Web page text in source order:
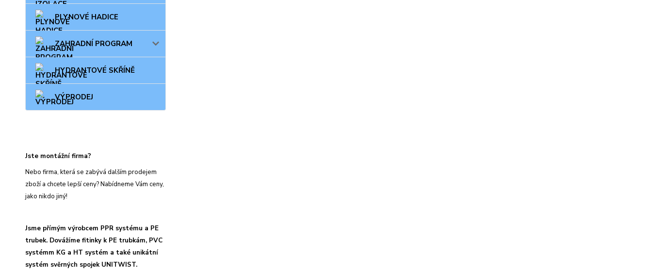
PLYNOVÉ HADICE
ZAHRADNÍ PROGRAM
HYDRANTOVÉ SKŘÍNĚ
VÝPRODEJ
Jste montážní firma?
Nebo firma, která se zabývá dalším prodejem
zboží a chcete lepší ceny? Nabídneme Vám ceny,
jako nikdo jiný!
Jsme přímým výrobcem PPR systému a PE
trubek. Dovážíme fitinky k PE trubkám, PVC
systémm KG a HT systém a také unikátní
systém svěrných spojek UNITWIST.